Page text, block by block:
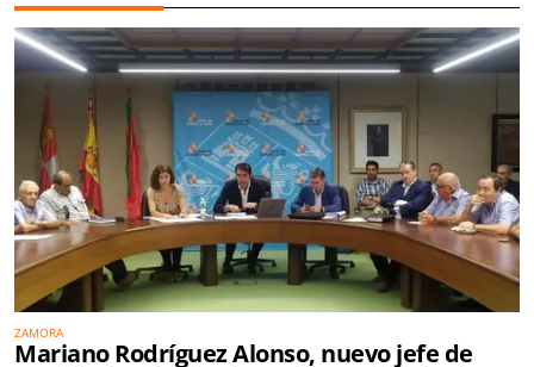
ZAMORA
Mariano Rodríguez Alonso, nuevo jefe de